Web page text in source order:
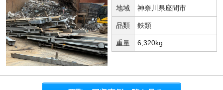
地域 神奈川県座間市
品類 鉄類
重量 6,320kg